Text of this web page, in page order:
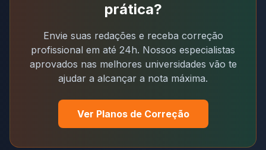
prática?
Envie suas redações e receba correção
profissional em até 24h. Nossos especialistas
aprovados nas melhores universidades vão te
ajudar a alcançar a nota máxima.
Ver Planos de Correção